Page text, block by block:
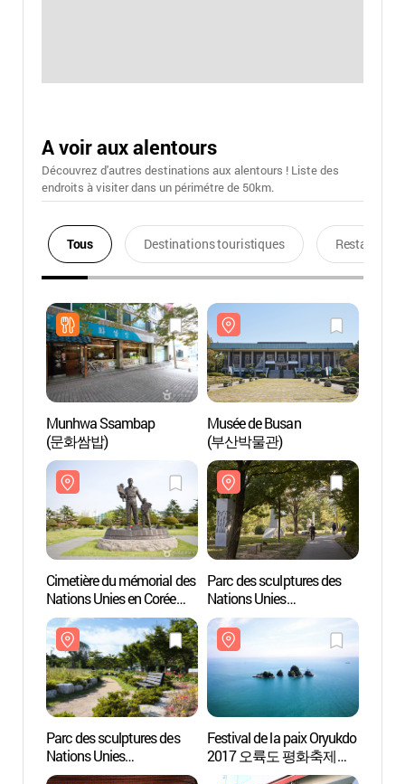
A voir aux alentours
Découvrez d'autres destinations aux alentours ! Liste des
endroits à visiter dans un périmétre de 50km.
Tous Destinations touristiques Restaurants
Munhwa Ssambap
(문화쌈밥)
Musée de Busan
(부산박물관)
Cimetière du mémorial des
Nations Unies en Corée
(재한유엔기념공원
(UN기념공원))
Parc des sculptures des
Nations Unies
(UN조각공원)
Parc des sculptures des
Nations Unies
(유엔조각공원)
Festival de la paix Oryukdo
2017 오륙도 평화축제
2017